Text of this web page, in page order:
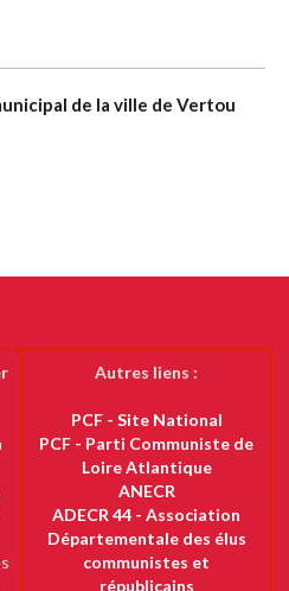
de la ville de Vertou
Autres liens :
PCF - Site National
PCF - Parti Communiste de
Loire Atlantique
ANECR
ADECR 44 - Association
Départementale des élus
communistes et
républicains